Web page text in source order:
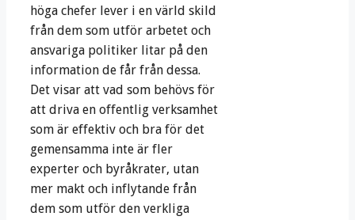
höga chefer lever i en värld skild
från dem som utför arbetet och
ansvariga politiker litar på den
information de får från dessa.
Det visar att vad som behövs för
att driva en offentlig verksamhet
som är effektiv och bra för det
gemensamma inte är fler
experter och byråkrater, utan
mer makt och inflytande från
dem som utför den verkliga